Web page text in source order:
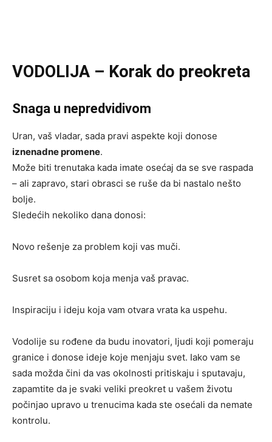
VODOLIJA – Korak do preokreta
Snaga u nepredvidivom
Uran, vaš vladar, sada pravi aspekte koji donose
iznenadne promene.
Može biti trenutaka kada imate osećaj da se sve raspada
– ali zapravo, stari obrasci se ruše da bi nastalo nešto
bolje.
Sledećih nekoliko dana donosi:
Novo rešenje za problem koji vas muči.
Susret sa osobom koja menja vaš pravac.
Inspiraciju i ideju koja vam otvara vrata ka uspehu.
Vodolije su rođene da budu inovatori, ljudi koji pomeraju
granice i donose ideje koje menjaju svet. Iako vam se
sada možda čini da vas okolnosti pritiskaju i sputavaju,
zapamtite da je svaki veliki preokret u vašem životu
počinjao upravo u trenucima kada ste osećali da nemate
kontrolu.